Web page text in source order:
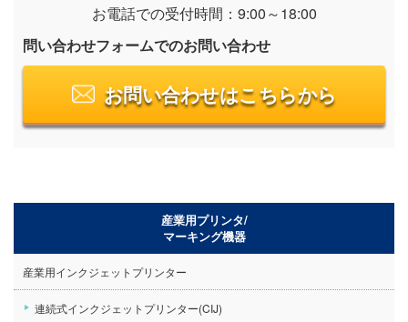
お電話での受付時間：9:00～18:00
問い合わせフォームでのお問い合わせ
お問い合わせはこちらから
産業用プリンタ/
マーキング機器
産業用インクジェットプリンター
連続式インクジェットプリンター(CIJ)